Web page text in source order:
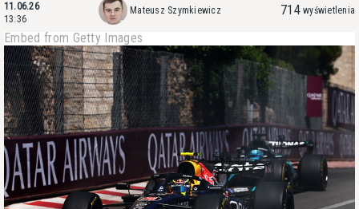
11.06.26
13:36
Mateusz Szymkiewicz 714 wyświetlenia
Embed from Getty Images